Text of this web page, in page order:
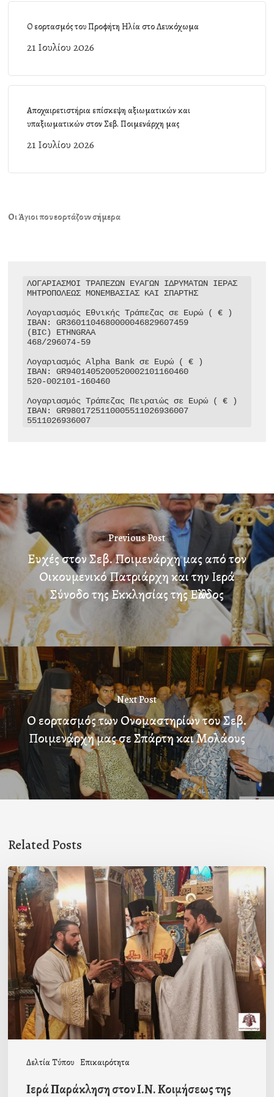
Ο εορτασμός του Προφήτη Ηλία στο Λευκόχωμα
21 Ιουλίου 2026
Αποχαιρετιστήρια επίσκεψη αξιωματικών και
υπαξιωματικών στον Σεβ. Ποιμενάρχη μας
21 Ιουλίου 2026
Οι Άγιοι που εορτάζουν σήμερα
ΛΟΓΑΡΙΑΣΜΟΙ ΤΡΑΠΕΖΩΝ ΕΥΑΓΩΝ ΙΔΡΥΜΑΤΩΝ ΙΕΡΑΣ
ΜΗΤΡΟΠΟΛΕΩΣ ΜΟΝΕΜΒΑΣΙΑΣ ΚΑΙ ΣΠΑΡΤΗΣ
Λογαριασμός Εθνικής Τράπεζας σε Ευρώ ( € )
IBAN: GR3601104680000046829607459
(BIC) ETHNGRAA
468/296074-59
Λογαριασμός Alpha Bank σε Ευρώ ( € )
IBAN: GR9401405200520002101160460
520-002101-160460
Λογαριασμός Τράπεζας Πειραιώς σε Ευρώ ( € )
IBAN: GR9801725110005511026936007
5511026936007
Previous Post
Ευχές στον Σεβ. Ποιμενάρχη μας από τον
Οικουμενικό Πατριάρχη και την Ιερά
Σύνοδο της Εκκλησίας της Ελλάδος
Next Post
Ο εορτασμός των Ονομαστηρίων του Σεβ.
Ποιμενάρχη μας σε Σπάρτη και Μολάους
Related Posts
Δελτία Τύπου Επικαιρότητα
Ιερά
Παράκληση
στον
Ι.Ν.
Κοιμήσεως
της
Θεοτόκου
Μαγούλας
Ιερά Παράκληση στον Ι.Ν. Κοιμήσεως της